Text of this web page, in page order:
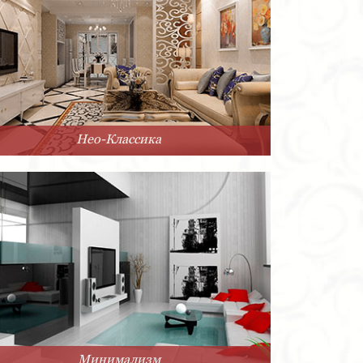
Нео-Классика
Минимализм